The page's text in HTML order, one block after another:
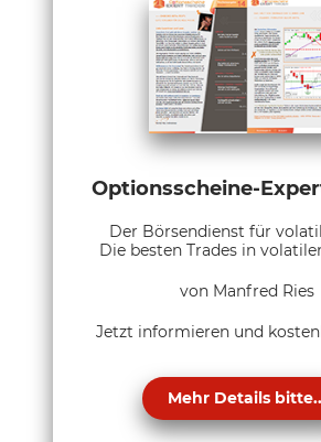
Optionsscheine-
Der Börsendienst für
Die besten Trades in
von Manfred Ries
Jetzt informieren und
Mehr Details